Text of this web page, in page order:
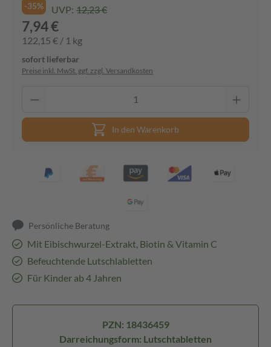
-35% UVP: 12,23 €
7,94 €
122,15 € / 1 kg
sofort lieferbar
Preise inkl. MwSt. ggf. zzgl. Versandkosten
In den Warenkorb
Persönliche Beratung
Mit Eibischwurzel-Extrakt, Biotin & Vitamin C
Befeuchtende Lutschlabletten
Für Kinder ab 4 Jahren
PZN: 18436459
Darreichungsform: Lutschtabletten